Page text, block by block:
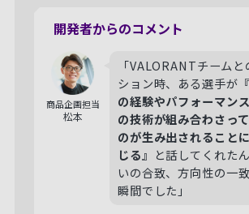
開発者からのコメント
商品企画担当
松本
「VALORANTチーム
ション時、ある選手が
の経験やパフォーマン
の技術が組み合わさっ
のが生み出されること
じる』 と話してくれた
いの合致、方向性の一
瞬間でした」